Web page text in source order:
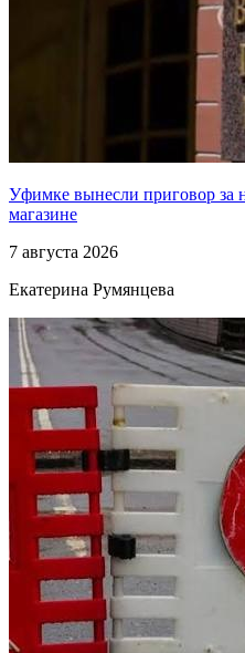
Уфимке вынесли приговор за
магазине
7 августа 2026
Екатерина Румянцева